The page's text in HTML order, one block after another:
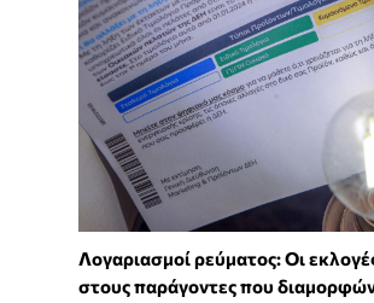
Λογαριασμοί ρεύματος: Οι
στους παράγοντες που